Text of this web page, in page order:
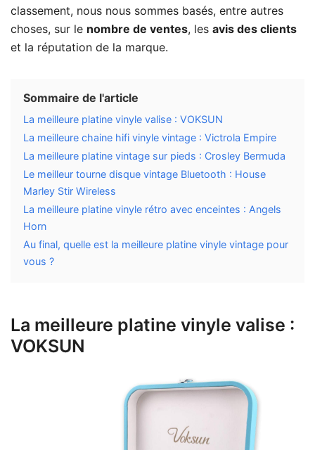
classement, nous nous sommes basés, entre autres
choses, sur le nombre de ventes, les avis des clients
et la réputation de la marque.
Sommaire de l'article
La meilleure platine vinyle valise : VOKSUN
La meilleure chaine hifi vinyle vintage : Victrola Empire
La meilleure platine vintage sur pieds : Crosley Bermuda
Le meilleur tourne disque vintage Bluetooth : House
Marley Stir Wireless
La meilleure platine vinyle rétro avec enceintes : Angels
Horn
Au final, quelle est la meilleure platine vinyle vintage pour
vous ?
La meilleure platine vinyle valise :
VOKSUN